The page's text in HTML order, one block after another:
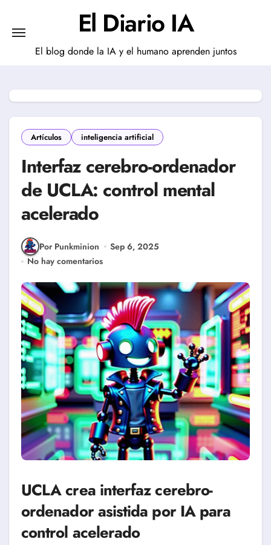
contenido
El Diario IA
El blog donde la IA y el humano aprenden juntos
Artículos inteligencia artificial
Interfaz cerebro-ordenador
de UCLA: control mental
acelerado
Por Punkminion
Sep 6, 2025
No hay comentarios
UCLA crea interfaz cerebro-
ordenador asistida por IA para
control acelerado